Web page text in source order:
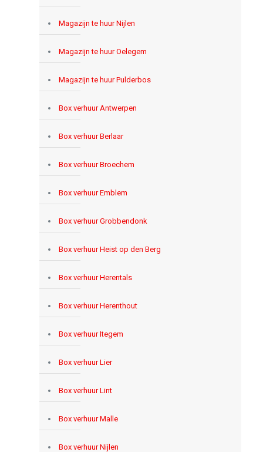
Magazijn te huur Nijlen
Magazijn te huur Oelegem
Magazijn te huur Pulderbos
Box verhuur Antwerpen
Box verhuur Berlaar
Box verhuur Broechem
Box verhuur Emblem
Box verhuur Grobbendonk
Box verhuur Heist op den Berg
Box verhuur Herentals
Box verhuur Herenthout
Box verhuur Itegem
Box verhuur Lier
Box verhuur Lint
Box verhuur Malle
Box verhuur Nijlen